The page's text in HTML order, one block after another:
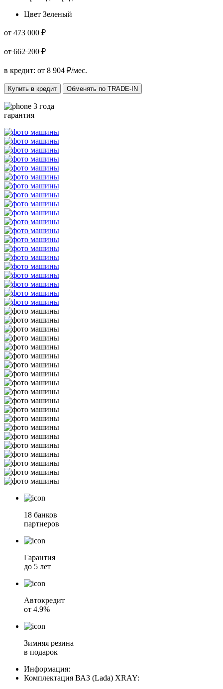
Цвет Зеленый
от 473 000 ₽
от 662 200 ₽
в кредит: от 8 904 ₽/мес.
Купить в кредит Обменять по TRADE-IN
3 года
гарантия
18 банков
партнеров
Гарантия
до 5 лет
Автокредит
от 4.9%
Зимняя резина
в подарок
Информация:
Комплектация ВАЗ (Lada) XRAY: